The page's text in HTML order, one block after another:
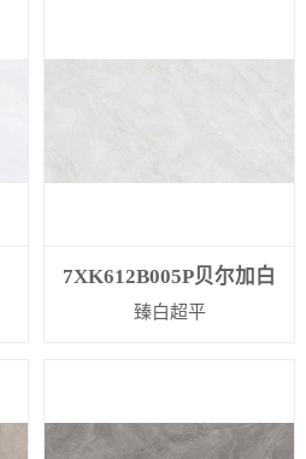
7XK612B005P贝尔加白
臻白超平